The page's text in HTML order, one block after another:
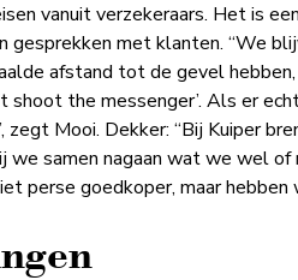
vanuit verzekeraars. Het is
gesprekken met klanten. “We
afstand tot de gevel
the messenger’. Als er
Mooi. Dekker: “Bij Kuiper
we samen nagaan wat we wel
perse goedkoper, maar